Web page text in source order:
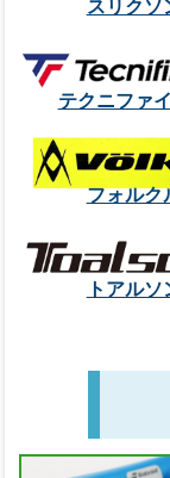
スリクソ
テクニファ
フォルク
トアルソ